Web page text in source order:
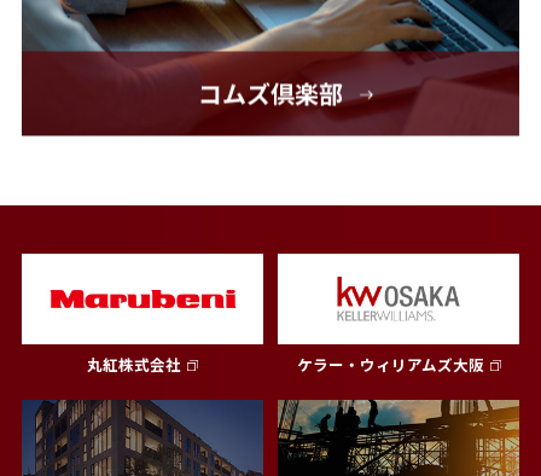
コムズ倶楽部
丸紅株式会社 ケラー・ウィリアムズ大阪